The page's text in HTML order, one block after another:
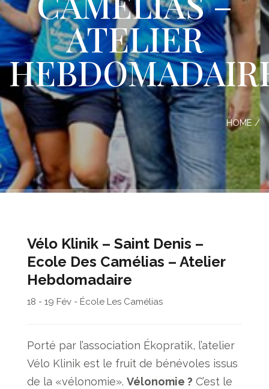
ATELIER
HOME /
Vélo Klinik – Saint Denis –
Ecole Des Camélias – Atelier
Hebdomadaire
18 - 19 Fév - École Les Camélias
Porté par l’association Ékopratik, l’atelier
Vélo Klinik est le fruit de bénévoles issus
de la «vélonomie». Vélonomie ? C’est le